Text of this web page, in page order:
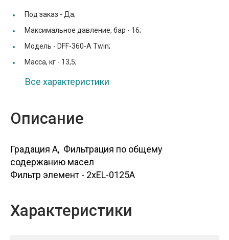
Под заказ - Да;
Максимальное давление, бар - 16;
Модель - DFF-360-A Twin;
Масса, кг - 13,5;
Все характеристики
Описание
Градация A, Фильтрация по общему
содержанию масел
Фильтр элемент - 2хEL-0125A
Характеристики